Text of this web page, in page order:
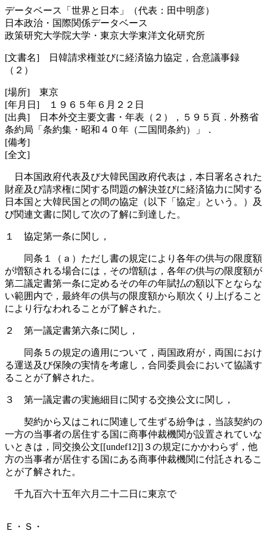
データベース「世界と日本」（代表：田中明彦）
日本政治・国際関係データベース
政策研究大学院大学・東京大学東洋文化研究所
[文書名] 日韓請求権並びに経済協力協定，合意議事録
（２）
[場所] 東京
[年月日] １９６５年６月２２日
[出典] 日本外交主要文書・年表（２），５９５頁．外務省
条約局「条約集・昭和４０年（二国間条約）」．
[備考]
[全文]
日本国政府代表及び大韓民国政府代表は，本日署名された
財産及び請求権に関する問題の解決並びに経済協力に関する
日本国と大韓民国との間の協定（以下「協定」という。）及
び関連文書に関して次の了解に到達した。
１ 協定第一条に関し，
同条１（ａ）ただし書の規定により各年の供与の限度額
が増額される場合には，その増額は，各年の供与の限度額が
第二議定書第一条に定めるその年の年賦払の額以下とならな
い範囲内で，最終年の供与の限度額から順次くり上げること
により行なわれることが了解された。
２ 第一議定書第六条に関し，
同条５の規定の適用について，両国政府が，両国におけ
る運送及び保険の実情を考慮し，合同委員会において協議す
ることが了解された。
３ 第一議定書の実施細目に関する交換公文に関し，
契約から又はこれに関連して生ずる紛争は，当該契約の
一方の当事者の居住する国に商事仲裁機関が設置されていな
いときは，同交換公文[[undef12]]３の規定にかかわらず，他
方の当事者が居住する国にある商事仲裁機関に付託されるこ
とが了解された。
千九百六十五年六月二十二日に東京で
Ｅ・Ｓ・